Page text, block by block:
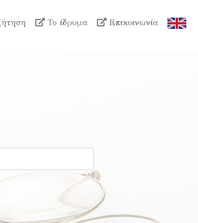
Το ίδρυμα Επικοινωνία